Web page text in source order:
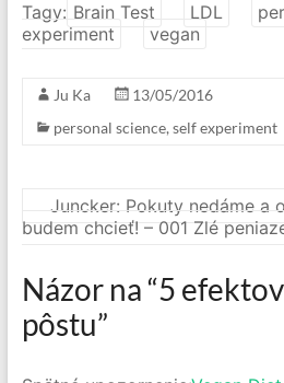
Tagy: Brain Test LDL
experiment
vegan
Ju Ka
13/05/2016
personal science,self experiment
Juncker: Pokuty nedáme a
budem chcieť! – 001 Zlé
Názor na “5
pôstu”